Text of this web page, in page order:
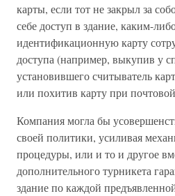
карты, если тот не закрыл за
себе доступ в здание, каким-
идентификационную карту
доступа (например, выкупив у
установившего считыватель
или похитив карту при
Компания могла бы
своей политики, усиливая
процедуры, или и то и другое
дополнительного турникета
здание по каждой